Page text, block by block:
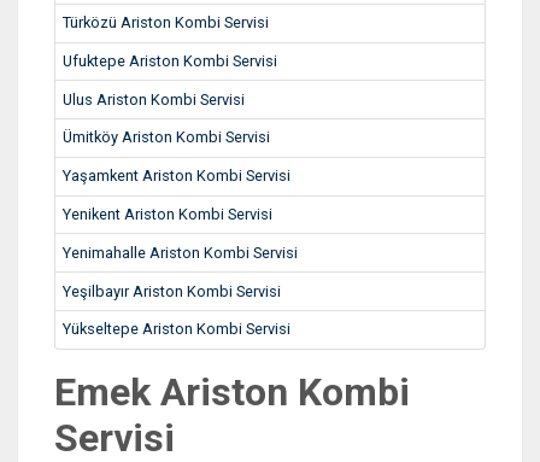
Türközü Ariston Kombi Servisi
Ufuktepe Ariston Kombi Servisi
Ulus Ariston Kombi Servisi
Ümitköy Ariston Kombi Servisi
Yaşamkent Ariston Kombi Servisi
Yenikent Ariston Kombi Servisi
Yenimahalle Ariston Kombi Servisi
Yeşilbayır Ariston Kombi Servisi
Yükseltepe Ariston Kombi Servisi
Emek Ariston Kombi
Servisi